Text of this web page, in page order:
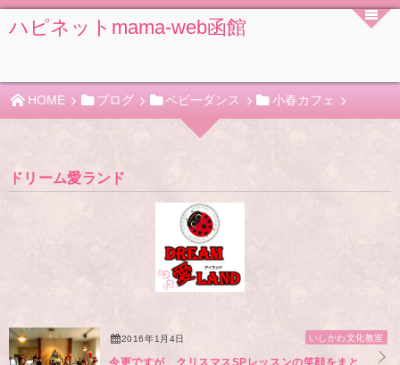
ハピネットmama-web函館
HOME ブログ ベビーダンス 小春カフェ
ドリーム愛ランド
2016年1月4日 いしかわ文化教室
今更ですが、クリスマスSPレッスンの笑顔をまと